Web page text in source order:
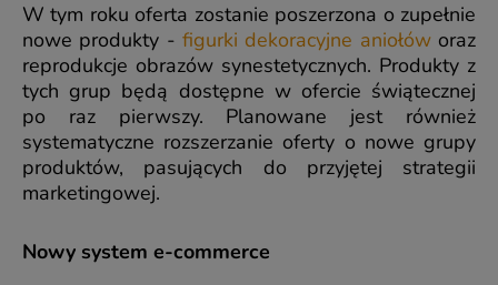
W tym roku oferta zostanie poszerzona o zupełnie
nowe produkty - figurki dekoracyjne aniołóworaz
reprodukcje obrazów synestetycznych. Produkty z
tych grup będą dostępne w ofercie świątecznej
po raz pierwszy. Planowane jest również
systematyczne rozszerzanie oferty o nowe grupy
produktów, pasujących do przyjętej strategii
marketingowej.
Nowy system e-commerce